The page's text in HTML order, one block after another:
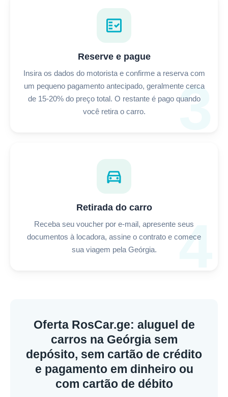
3
fact_check
Reserve e pague
Insira os dados do motorista e confirme a reserva com
um pequeno pagamento antecipado, geralmente cerca
de 15-20% do preço total. O restante é pago quando
você retira o carro.
4
directions_car
Retirada do carro
Receba seu voucher por e-mail, apresente seus
documentos à locadora, assine o contrato e comece
sua viagem pela Geórgia.
Oferta RosCar.ge: aluguel de
carros na Geórgia sem
depósito, sem cartão de crédito
e pagamento em dinheiro ou
com cartão de débito